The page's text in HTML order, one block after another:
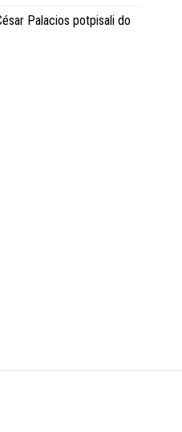
Palacios potpisali do